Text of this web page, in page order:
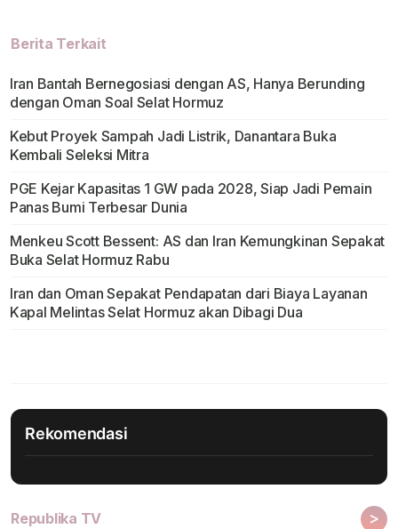
Berita Terkait
Iran Bantah Bernegosiasi dengan AS, Hanya Berunding
dengan Oman Soal Selat Hormuz
Kebut Proyek Sampah Jadi Listrik, Danantara Buka
Kembali Seleksi Mitra
PGE Kejar Kapasitas 1 GW pada 2028, Siap Jadi Pemain
Panas Bumi Terbesar Dunia
Menkeu Scott Bessent: AS dan Iran Kemungkinan Sepakat
Buka Selat Hormuz Rabu
Iran dan Oman Sepakat Pendapatan dari Biaya Layanan
Kapal Melintas Selat Hormuz akan Dibagi Dua
Rekomendasi
Republika TV >